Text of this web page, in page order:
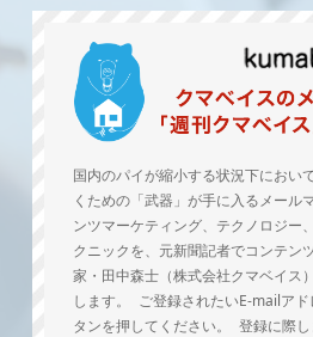
国内のパイが縮小する状況下におい
くための「武器」が手に入るメール
ンツマーケティング、テクノロジー
クニックを、元新聞記者でコンテン
家・田中森士（株式会社クマベイス
します。 ご登録されたいE-mailア
タンを押してください。 登録に際